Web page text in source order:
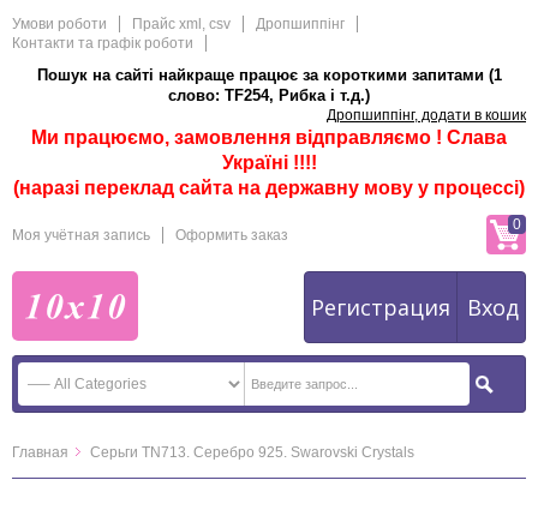
Умови роботи Прайс xml, csv
Дропшиппінг
Контакти та графік роботи
Пошук на сайті найкраще працює за короткими запитами (1
слово: TF254, Рибка і т.д.)
Дропшиппінг, додати в кошик
Ми працюємо, замовлення відправляємо ! Слава
Україні !!!!
(наразі переклад сайта на державну мову у процессі)
Моя учётная запись Оформить заказ
Регистрация Вход
0
Главная Серьги TN713. Серебро 925. Swarovski Crystals